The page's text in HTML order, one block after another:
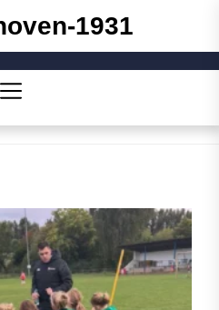
1931